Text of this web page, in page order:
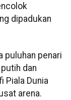
dipadukan
puluhan penari
dan
Piala Dunia
arena.